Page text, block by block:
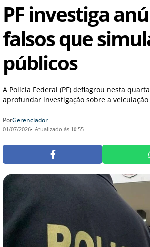
PF investiga
falsos que
públicos
A Polícia Federal (PF) deflagrou nesta
aprofundar investigação sobre a
PorGerenciador
01/07/2026 Atualizado às 10:55